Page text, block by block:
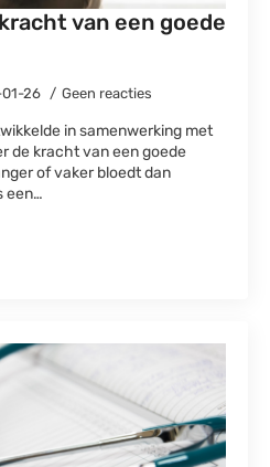
van een goede
26 Geen reacties
in samenwerking met
de kracht van een goede
of vaker bloedt dan
een…